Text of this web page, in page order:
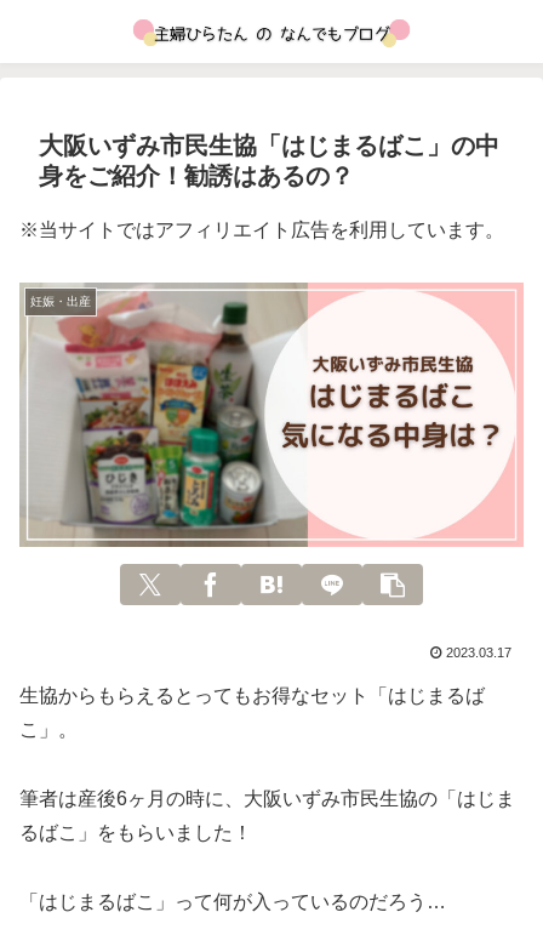
大阪いずみ市民生協「はじまるばこ」の中
身をご紹介！勧誘はあるの？
※当サイトではアフィリエイト広告を利用しています。
妊娠・出産
2023.03.17
生協からもらえるとってもお得なセット「はじまるば
こ」。
筆者は産後6ヶ月の時に、大阪いずみ市民生協の「はじま
るばこ」をもらいました！
「はじまるばこ」って何が入っているのだろう…